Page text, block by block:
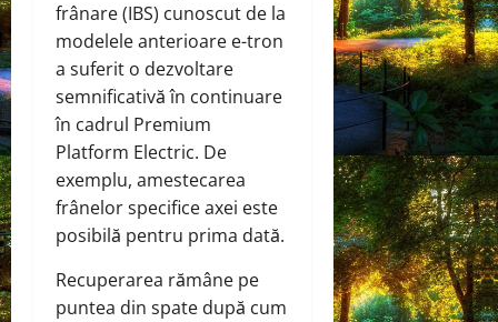
frânare (IBS) cunoscut de la
modelele anterioare e-tron
a suferit o dezvoltare
semnificativă în continuare
în cadrul Premium
Platform Electric. De
exemplu, amestecarea
frânelor specifice axei este
posibilă pentru prima dată.
Recuperarea rămâne pe
puntea din spate după cum